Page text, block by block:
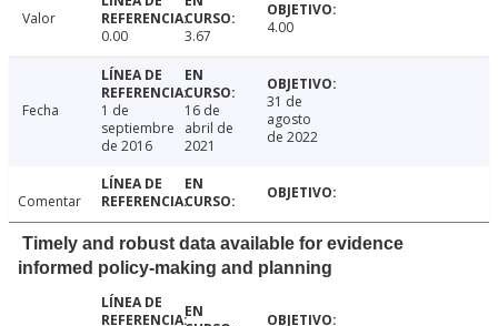
Valor
0.00
3.67 4.00
Fecha
1 de
septiembre
de 2016
16 de
abril de
2021
31 de
agosto
de 2022
Comentar
Timely and robust data available for evidence
informed policy-making and planning